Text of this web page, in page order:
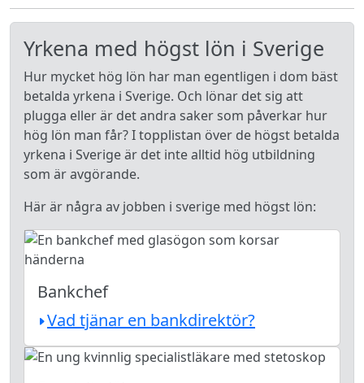
Yrkena med högst lön i Sverige
Hur mycket hög lön har man egentligen i dom bäst
betalda yrkena i Sverige. Och lönar det sig att
plugga eller är det andra saker som påverkar hur
hög lön man får? I topplistan över de högst betalda
yrkena i Sverige är det inte alltid hög utbildning
som är avgörande.
Här är några av jobben i sverige med högst lön:
Bankchef
Vad tjänar en bankdirektör?